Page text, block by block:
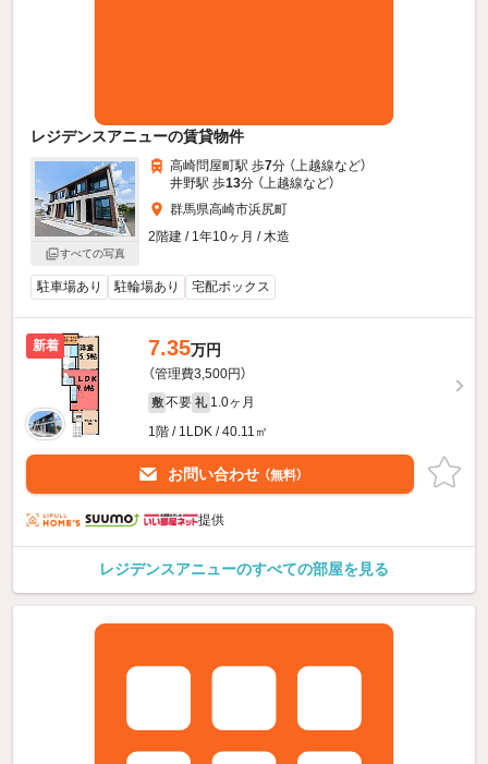
レジデンスアニューの賃貸物件
すべての写真
高崎問屋町駅 歩7分 （上越線など）
井野駅 歩13分 （上越線など）
群馬県高崎市浜尻町
2階建 / 1年10ヶ月 / 木造
駐車場あり 駐輪場あり 宅配ボックス
新着 7.35万円
（管理費3,500円）
敷 不要 礼 1.0ヶ月
1階 / 1LDK / 40.11㎡
お問い合わせ （無料）
提供
レジデンスアニューのすべての部屋を見る